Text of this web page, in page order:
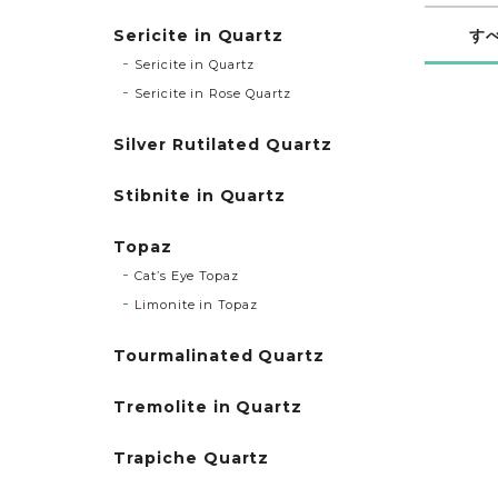
す
Sericite in Quartz
Sericite in Quartz
Sericite in Rose Quartz
Silver Rutilated Quartz
Stibnite in Quartz
Topaz
Cat’s Eye Topaz
Limonite in Topaz
Tourmalinated Quartz
Tremolite in Quartz
Trapiche Quartz